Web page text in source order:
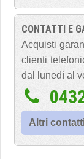
CONTATTI E
Acquisti
clienti
dal lunedì al
Altri